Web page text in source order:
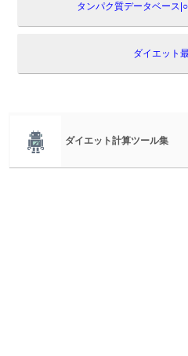
タンパク質データベース
ダイエット
ダイエット計算ツール集